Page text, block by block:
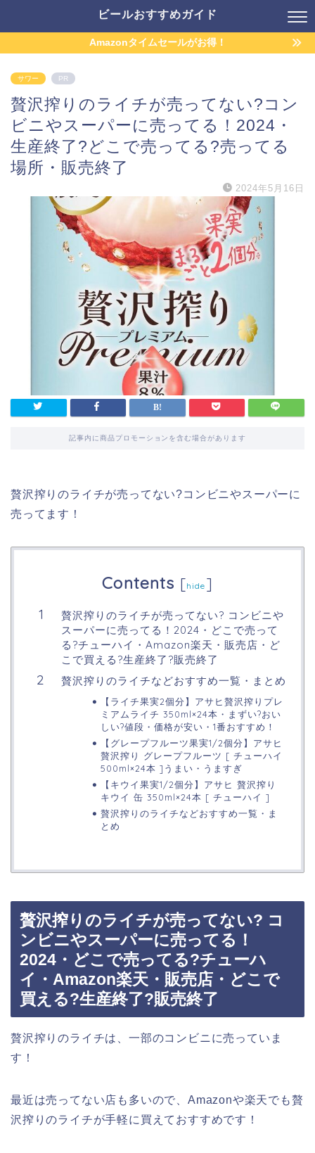
ビールおすすめガイド
Amazonタイムセールがお得！
サワー PR
贅沢搾りのライチが売ってない?コン
ビニやスーパーに売ってる！2024・
生産終了?どこで売ってる?売ってる
場所・販売終了
2024年5月16日
記事内に商品プロモーションを含む場合があります
贅沢搾りのライチが売ってない?コンビニやスーパーに
売ってます！
Contents [hide ]
贅沢搾りのライチが売ってない? コンビニや
スーパーに売ってる！2024・どこで売って
る?チューハイ・Amazon楽天・販売店・ど
こで買える?生産終了?販売終了
贅沢搾りのライチなどおすすめ一覧・まとめ
【ライチ果実2個分】アサヒ贅沢搾りプレ
ミアムライチ 350ml×24本・まずい?おい
しい?値段・価格が安い・1番おすすめ！
【グレープフルーツ果実1/2個分】アサヒ
贅沢搾り グレープフルーツ [ チューハイ
500ml×24本 ]うまい・うますぎ
【キウイ果実1/2個分】アサヒ 贅沢搾り
キウイ 缶 350ml×24本 [ チューハイ ]
贅沢搾りのライチなどおすすめ一覧・ま
とめ
贅沢搾りのライチが売ってない? コ
ンビニやスーパーに売ってる！
2024・どこで売ってる?チューハ
イ・Amazon楽天・販売店・どこで
買える?生産終了?販売終了
贅沢搾りのライチは、一部のコンビニに売っていま
す！
最近は売ってない店も多いので、Amazonや楽天でも贅
沢搾りのライチが手軽に買えておすすめです！